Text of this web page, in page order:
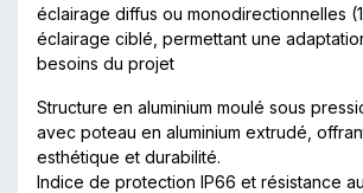
éclairage diffus ou monodirectionnelles
éclairage ciblé, permettant une
besoins du projet
Structure en aluminium moulé sous
avec poteau en aluminium extrudé,
esthétique et durabilité.
Indice de protection IP66 et résistance